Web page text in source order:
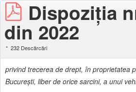
Dispoziția
din 2022
232 Descărcări
privind trecerea de drept, în proprietatea
Bucureşti, liber de orice sarcini, a unui